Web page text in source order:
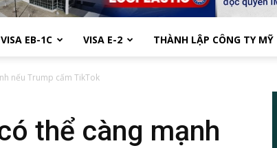
VISA EB-1C VISA E-2 THÀNH LẬP CÔNG TY MỸ
nếu Trump cấm TikTok
thể càng mạnh